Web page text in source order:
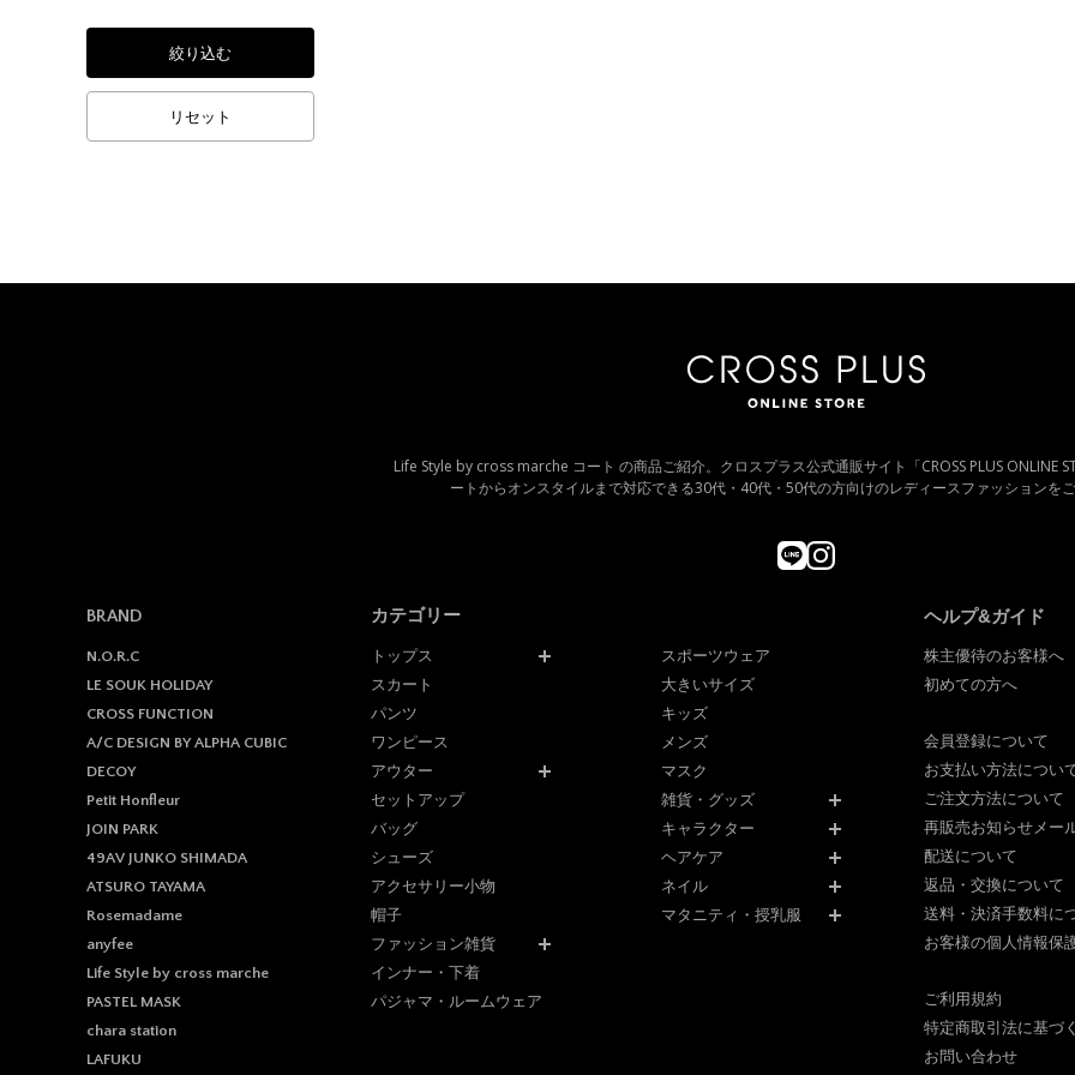
絞り込む
リセット
Life Style by cross marche コート の商品ご紹介。クロスプラス公式通販サイト「CROSS PLUS ONLINE
ートからオンスタイルまで対応できる30代・40代・50代の方向けのレディースファッションをご
BRAND
N.O.R.C
LE SOUK HOLIDAY
CROSS FUNCTION
A/C DESIGN BY ALPHA CUBIC
DECOY
Petit Honfleur
JOIN PARK
49AV JUNKO SHIMADA
ATSURO TAYAMA
Rosemadame
anyfee
Life Style by cross marche
PASTEL MASK
chara station
LAFUKU
カテゴリー
トップス
スカート
パンツ
ワンピース
アウター
セットアップ
バッグ
シューズ
アクセサリー小物
帽子
ファッション雑貨
インナー・下着
パジャマ・ルームウェア
スポーツウェア
大きいサイズ
キッズ
メンズ
マスク
雑貨・グッズ
キャラクター
ヘアケア
ネイル
マタニティ・授乳服
ヘルプ&ガイド
株主優待のお客様へ
初めての方へ
会員登録について
お支払い方法につい
ご注文方法について
再販売お知らせメー
配送について
返品・交換について
送料・決済手数料に
お客様の個人情報保
ご利用規約
特定商取引法に基づ
お問い合わせ